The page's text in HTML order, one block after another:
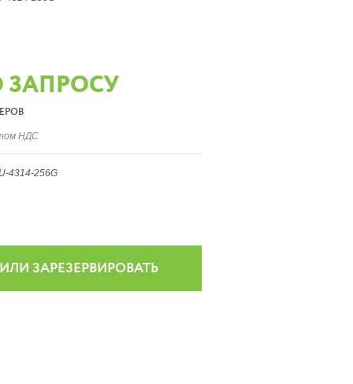
ЗАПРОСУ
НДС
4314-256G
ЗАРЕЗЕРВИРОВАТЬ